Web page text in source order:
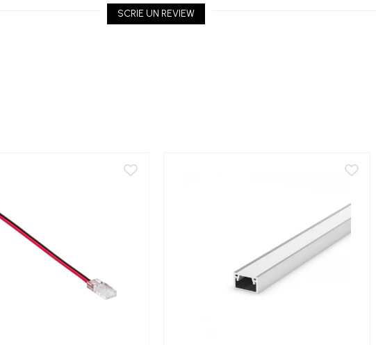
SCRIE UN REVIEW